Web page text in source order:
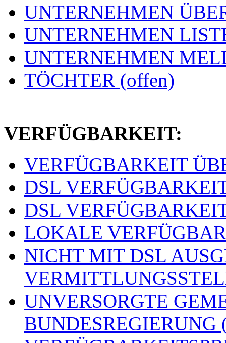
UNTERNEHMEN
UNTERNEHMEN
UNTERNEHMEN
TÖCHTER (offen)
VERFÜGBARKEIT:
VERFÜGBARKEIT
DSL
DSL
LOKALE
NICHT MIT DSL
UNVERSORGTE
BUNDESREGIERUNG